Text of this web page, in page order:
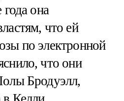
года она
что ей
по электронной
что они
Бродуэлл,